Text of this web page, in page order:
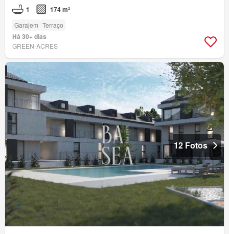
1 174 m²
Garajem Terraço
Há 30+ dias
GREEN-ACRES
12 Fotos